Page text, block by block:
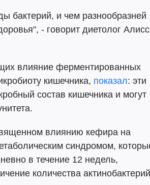
бактерий, и чем разнообразней
- говорит диетолог
влияние ферментированных
кишечника, показал: эти
состав кишечника и могут
влиянию кефира на
синдромом,
в течение 12 недель,
количества